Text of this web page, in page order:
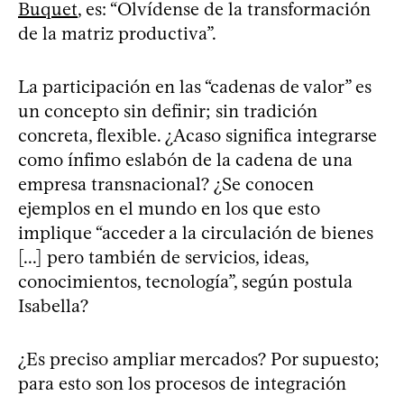
Buquet, es: “Olvídense de la transformación
de la matriz productiva”.
La participación en las “cadenas de valor” es
un concepto sin definir; sin tradición
concreta, flexible. ¿Acaso significa integrarse
como ínfimo eslabón de la cadena de una
empresa transnacional? ¿Se conocen
ejemplos en el mundo en los que esto
implique “acceder a la circulación de bienes
[...] pero también de servicios, ideas,
conocimientos, tecnología”, según postula
Isabella?
¿Es preciso ampliar mercados? Por supuesto;
para esto son los procesos de integración